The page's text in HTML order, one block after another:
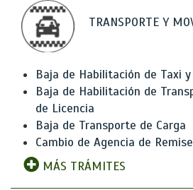
TRANSPORTE Y
Baja de Habilitación de Taxi
Baja de Habilitación de
de Licencia
Baja de Transporte de Carga
Cambio de Agencia de
MÁS TRÁMITES